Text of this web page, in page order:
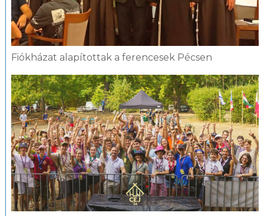
Fiókházat alapítottak a ferencesek Pécsen